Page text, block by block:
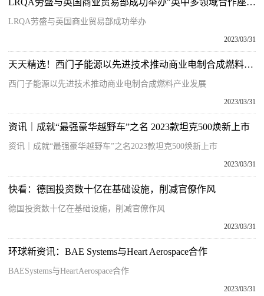
LRQA劳盛与英国商业贸易部成功举办"英中多领域合作座谈会"
LRQA劳盛与英国商业贸易部成功举办
2023/03/31
天天精选！西门子能源以先进技术推动商业电制合成燃料产业发展
西门子能源以先进技术推动商业电制合成燃料产业发展
2023/03/31
资讯｜成就“最强豪华越野车”之名 2023款坦克500焕新上市
资讯｜成就“最强豪华越野车”之名2023款坦克500焕新上市
2023/03/31
快看：德国投资数十亿在基础设施，削减官僚作风
德国投资数十亿在基础设施，削减官僚作风
2023/03/31
环球新资讯：BAE Systems与Heart Aerospace合作
BAESystems与HeartAerospace合作
2023/03/31